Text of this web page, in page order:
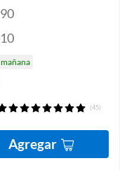
(45)
Agregar